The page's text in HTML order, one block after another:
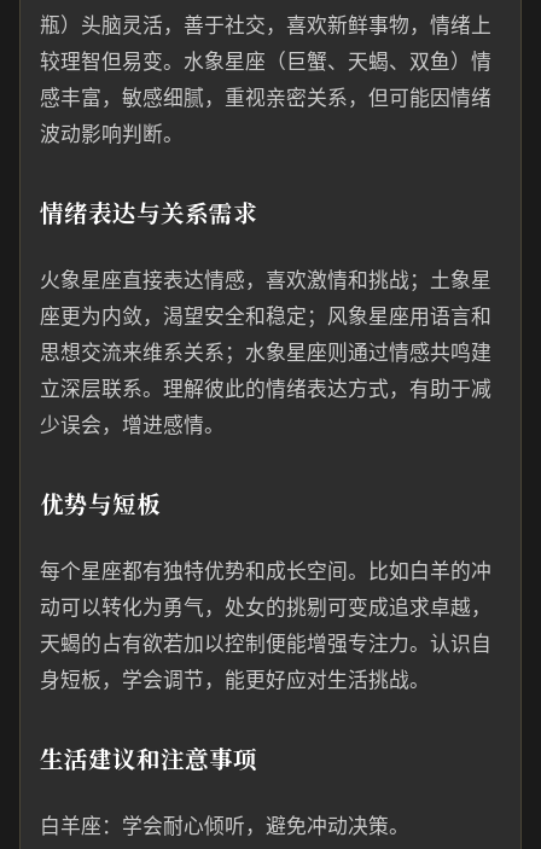
瓶）头脑灵活，善于社交，喜欢新鲜事物，情绪上
较理智但易变。水象星座（巨蟹、天蝎、双鱼）情
感丰富，敏感细腻，重视亲密关系，但可能因情绪
波动影响判断。
情绪表达与关系需求
火象星座直接表达情感，喜欢激情和挑战；土象星
座更为内敛，渴望安全和稳定；风象星座用语言和
思想交流来维系关系；水象星座则通过情感共鸣建
立深层联系。理解彼此的情绪表达方式，有助于减
少误会，增进感情。
优势与短板
每个星座都有独特优势和成长空间。比如白羊的冲
动可以转化为勇气，处女的挑剔可变成追求卓越，
天蝎的占有欲若加以控制便能增强专注力。认识自
身短板，学会调节，能更好应对生活挑战。
生活建议和注意事项
白羊座：学会耐心倾听，避免冲动决策。